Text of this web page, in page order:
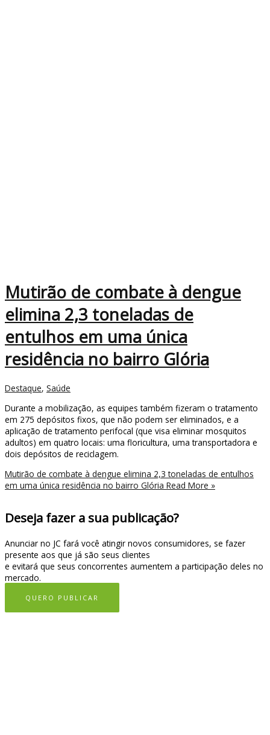
Mutirão de combate à dengue
elimina 2,3 toneladas de
entulhos em uma única
residência no bairro Glória
Destaque, Saúde
Durante a mobilização, as equipes também fizeram o tratamento
em 275 depósitos fixos, que não podem ser eliminados, e a
aplicação de tratamento perifocal (que visa eliminar mosquitos
adultos) em quatro locais: uma floricultura, uma transportadora e
dois depósitos de reciclagem.
Mutirão de combate à dengue elimina 2,3 toneladas de entulhos
em uma única residência no bairro Glória Read More »
Deseja fazer a sua publicação?
Anunciar no JC fará você atingir novos consumidores, se fazer
presente aos que já são seus clientes
e evitará que seus concorrentes aumentem a participação deles no
mercado.
QUERO PUBLICAR